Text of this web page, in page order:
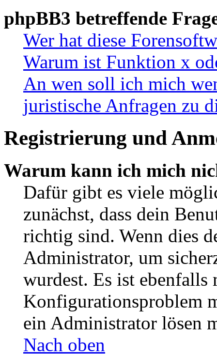
phpBB3 betreffende
Wer hat diese
Warum ist Funktion x
An wen soll ich mich
juristische Anfragen zu
Registrierung und
Warum kann ich mich
Dafür gibt es viele
zunächst, dass dein
richtig sind. Wenn dies
Administrator, um
wurdest. Es ist ebenfalls
Konfigurationsproblem
ein Administrator lösen
Nach oben